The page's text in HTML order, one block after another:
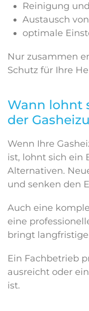
Reinigung
Austausch
optimale
Nur zusammen
Schutz für Ihre
Wann lohnt
der
Wenn Ihre
ist, lohnt sich ein
Alternativen.
und senken den
Auch eine
eine
bringt
Ein Fachbetrieb
ausreicht oder
ist.